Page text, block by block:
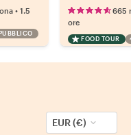
• 1.5
665
ore
FOOD TOUR
EUR (€)